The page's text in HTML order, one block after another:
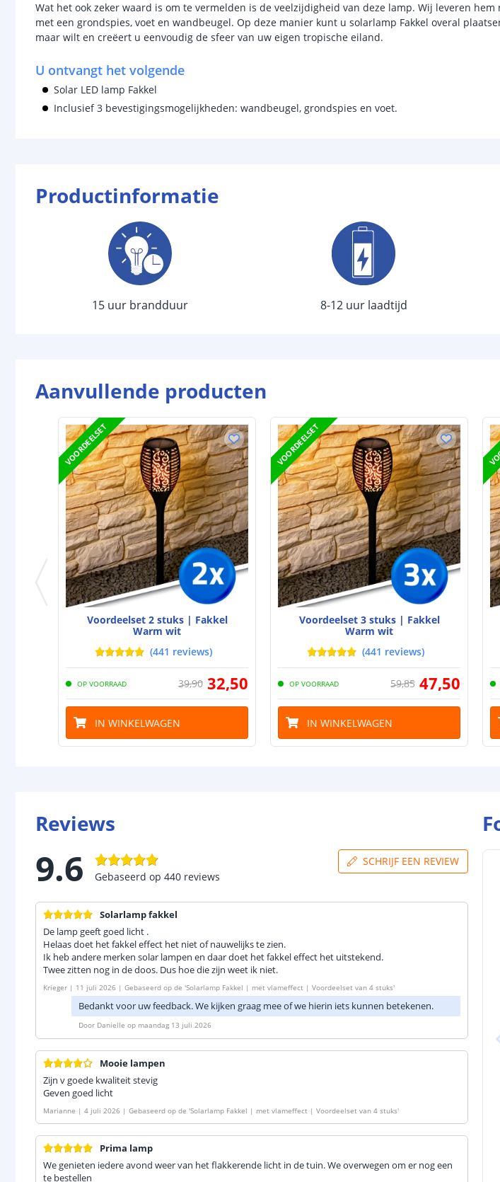
Wat het ook zeker waard is om te vermelden is de veelzijdigheid van deze lamp. Wij leveren hem
met een grondspies, voet en wandbeugel. Op deze manier kunt u solarlamp Fakkel overal
maar wilt en creëert u eenvoudig de sfeer van uw eigen tropische eiland.
U ontvangt het volgende
Solar LED lamp Fakkel
Inclusief 3 bevestigingsmogelijkheden: wandbeugel, grondspies en voet.
Productinformatie
15 uur brandduur 8-12 uur laadtijd
Aanvullende producten
VOORDEELSET
Voordeelset 2 stuks | Fakkel
Warm wit
(441 reviews)
OP VOORRAAD 39,90 32,50
IN WINKELWAGEN
VOORDEELSET
Voordeelset 3 stuks | Fakkel
Warm wit
(441 reviews)
OP VOORRAAD 59,85 47,50
IN WINKELWAGEN
Reviews
9.6 Gebaseerd op 440 reviews
SCHRIJF EEN REVIEW
Solarlamp fakkel
De lamp geeft goed licht .
Helaas doet het fakkel effect het niet of nauwelijks te zien.
Ik heb andere merken solar lampen en daar doet het fakkel effect het uitstekend.
Twee zitten nog in de doos. Dus hoe die zijn weet ik niet.
Krieger | 11 juli 2026 | Gebaseerd op de 'Solarlamp Fakkel | met vlameffect | Voordeelset van 4 stuks'
Bedankt voor uw feedback. We kijken graag mee of we hierin iets kunnen betekenen.
Door Danielle op maandag 13 juli 2026
Mooie lampen
Zijn v goede kwaliteit stevig
Geven goed licht
Marianne | 4 juli 2026 | Gebaseerd op de 'Solarlamp Fakkel | met vlameffect | Voordeelset van 4 stuks'
Prima lamp
We genieten iedere avond weer van het flakkerende licht in de tuin. We overwegen om er nog een
te bestellen